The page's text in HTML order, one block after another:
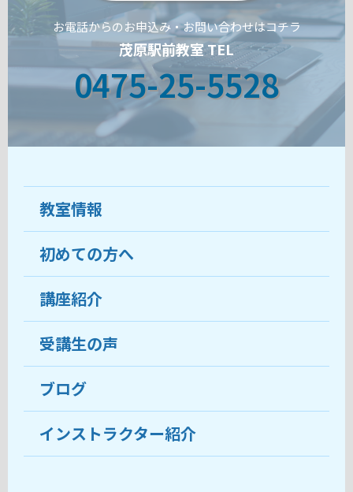
お電話からのお申込み・お問い合わせはコチラ
茂原駅前教室 TEL
0475-25-5528
教室情報
教室について
受講生の声
おすすめ・人気の講座
目的から講座を探す
教室ブログ
初めての方へ
ココがおすすめ
料金
受講までの流れ
よくあるご質問
講座紹介
受講生の声
ブログ
インストラクター紹介